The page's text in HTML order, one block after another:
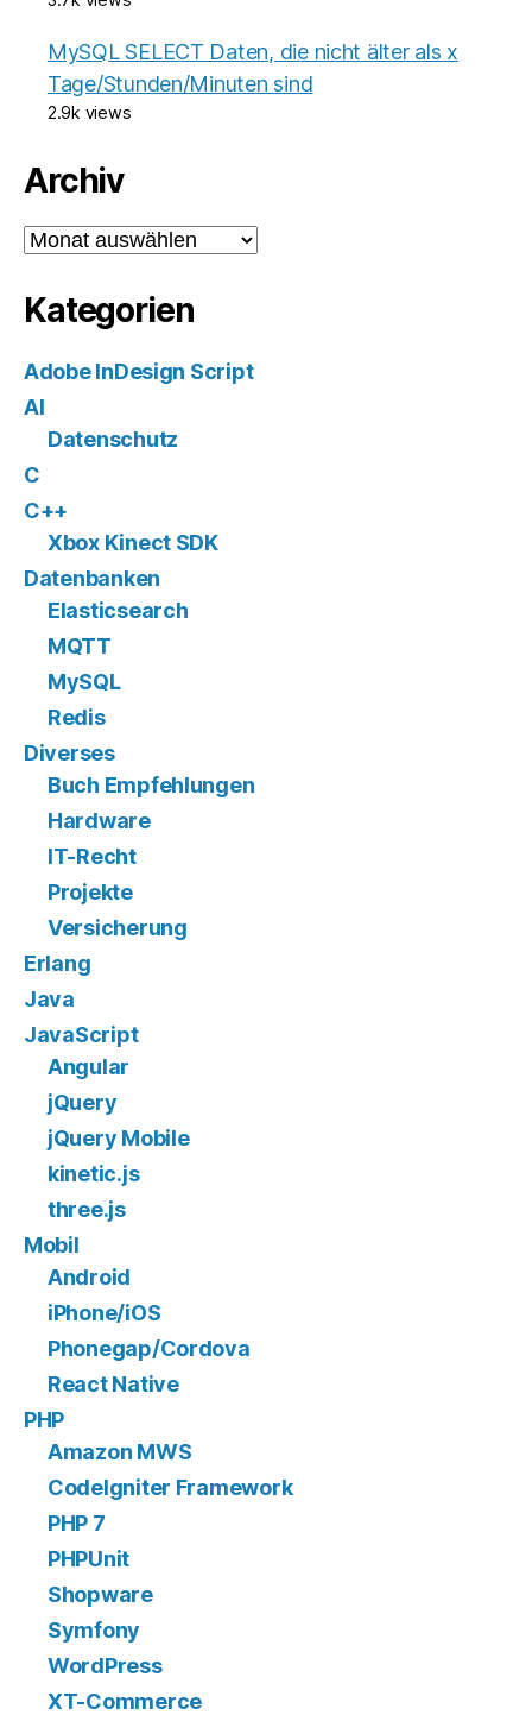
MySQL SELECT Daten, die nicht älter als x
Tage/Stunden/Minuten sind
2.9k views
Archiv
Archiv
Kategorien
Adobe InDesign Script
AI
Datenschutz
C
C++
Xbox Kinect SDK
Datenbanken
Elasticsearch
MQTT
MySQL
Redis
Diverses
Buch Empfehlungen
Hardware
IT-Recht
Projekte
Versicherung
Erlang
Java
JavaScript
Angular
jQuery
jQuery Mobile
kinetic.js
three.js
Mobil
Android
iPhone/iOS
Phonegap/Cordova
React Native
PHP
Amazon MWS
CodeIgniter Framework
PHP 7
PHPUnit
Shopware
Symfony
WordPress
XT-Commerce